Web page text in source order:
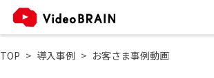
TOP 導入事例 お客さま事例動画